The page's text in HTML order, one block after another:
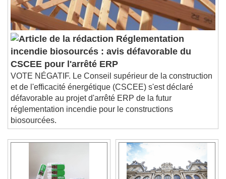
Réglementation
incendie biosourcés : avis défavorable du
CSCEE pour l'arrêté ERP
VOTE NÉGATIF. Le Conseil supérieur de la construction
et de l'efficacité énergétique (CSCEE) s'est déclaré
défavorable au projet d'arrêté ERP de la futur
réglementation incendie pour le constructions
biosourcées.